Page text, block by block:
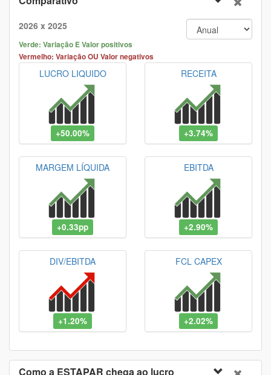
2026 x 2025
Verde: Variação E Valor positivos
Vermelho: Variação OU Valor negativos
LUCRO LIQUIDO
+50.00%
RECEITA
+3.74%
MARGEM LÍQUIDA
+0.33pp
EBITDA
+2.90%
DIV/EBITDA
+1.20%
FCL CAPEX
+2.02%
Como a ESTAPAR chega ao lucro